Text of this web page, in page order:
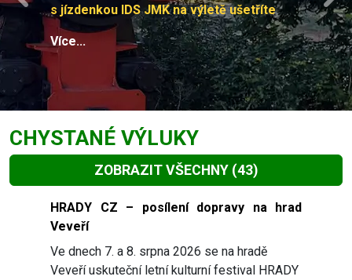
s jízdenkou IDS JMK na výletě ušetříte
Více...
CHYSTANÉ VÝLUKY
ZOBRAZIT VŠECHNY (43)
Slide 1 of 43
HRADY CZ – posílení dopravy na hrad
Veveří
Ve dnech 7. a 8. srpna 2026 se na hradě
Veveří uskuteční letní kulturní festival HRADY